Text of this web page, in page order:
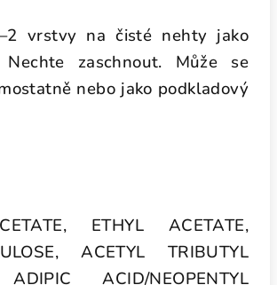
vrstvy na čisté nehty jako
zaschnout. Může se
nebo jako podkladový
ETHYL ACETATE,
ACETYL TRIBUTYL
ACID/NEOPENTYL